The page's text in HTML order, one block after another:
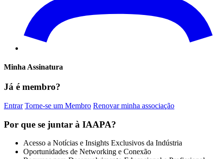
Minha Assinatura
Já é membro?
Entrar Torne-se um Membro Renovar minha associação
Por que se juntar à IAAPA?
Acesso a Notícias e Insights Exclusivos da Indústria
Oportunidades de Networking e Conexão